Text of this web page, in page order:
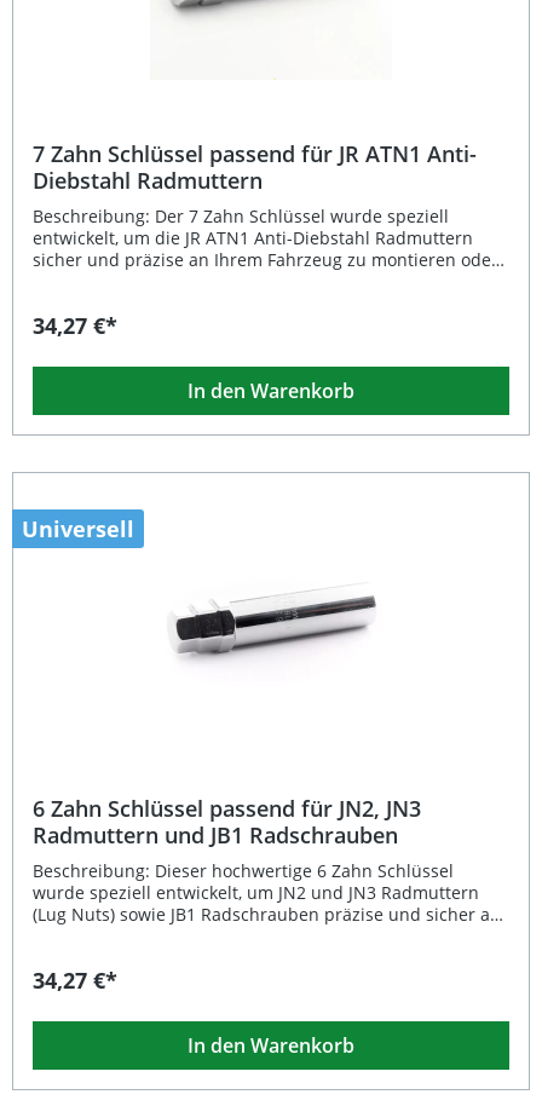
7 Zahn Schlüssel passend für JR ATN1 Anti-
Diebstahl Radmuttern
Beschreibung: Der 7 Zahn Schlüssel wurde speziell
entwickelt, um die JR ATN1 Anti-Diebstahl Radmuttern
sicher und präzise an Ihrem Fahrzeug zu montieren oder
Beschädigungen an den Radmuttern. Ideal für werkstatt-
Felgenzubehör. Speziell gefertigt für JR ATN1 Anti-
Diebstahl Radmuttern 7-Zahn-Profil für sicheren Halt und
präzises Arbeiten Robuste Ausführung für lange
Lebensdauer Einfaches Anziehen und Lösen der
Werkstattbedarf Lieferumfang: 1x 7 Zahn Schlüssel für JR
34,27 €*
In den Warenkorb
Universell
6 Zahn Schlüssel passend für JN2, JN3
Radmuttern und JB1 Radschrauben
Beschreibung: Dieser hochwertige 6 Zahn Schlüssel
wurde speziell entwickelt, um JN2 und JN3 Radmuttern
(Lug Nuts) sowie JB1 Radschrauben präzise und sicher an-
verhindert Beschädigungen an den Muttern. Er ist ein
montieren oder wechseln und dabei auf Qualität und
Langlebigkeit setzen. Passgenauer 6-Zahn-Antrieb für JN2,
JN3 und JB1 Systeme Robuste Metallausführung für hohe
Belastbarkeit Ideal für Montage und Demontage von
34,27 €*
In den Warenkorb